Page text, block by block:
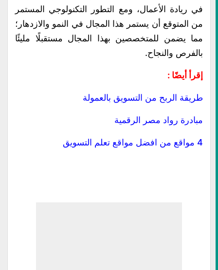
في ريادة الأعمال، ومع التطور التكنولوجي المستمر
من المتوقع أن يستمر هذا المجال في النمو والازدهار؛
مما يضمن للمتخصصين بهذا المجال مستقبلًا مليئًا
بالفرص والنجاح.
إقرأ أيضًا :
طريقة الربح من التسويق بالعمولة
مبادرة رواد مصر الرقمية
4 مواقع من افضل مواقع تعلم التسويق